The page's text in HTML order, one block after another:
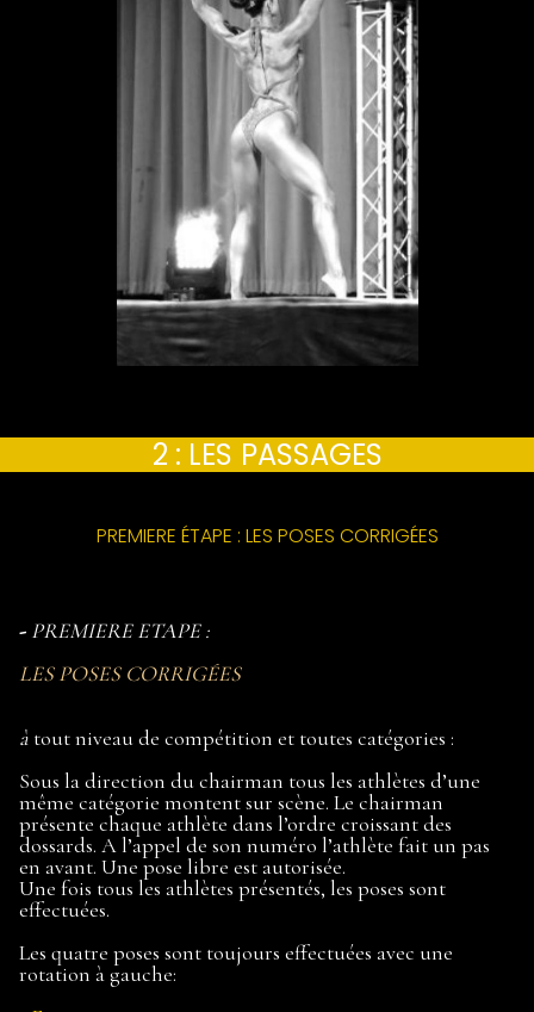
2 : LES PASSAGES
PREMIERE ÉTAPE : LES POSES CORRIGÉES
- PREMIERE ETAPE :
LES POSES CORRIGÉES
à tout niveau de compétition et toutes catégories :
Sous la direction du chairman tous les athlètes d’une
même catégorie montent sur scène. Le chairman
présente chaque athlète dans l’ordre croissant des
dossards. A l’appel de son numéro l’athlète fait un pas
en avant. Une pose libre est autorisée.
Une fois tous les athlètes présentés, les poses sont
effectuées.
Les quatre poses sont toujours effectuées avec une
rotation à gauche: